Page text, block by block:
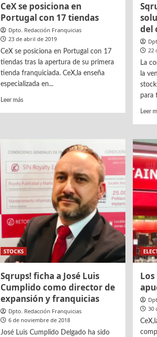
CeX se posiciona en
Portugal con 17 tiendas
Dpto. Redacción Franquicias
23 de abril de 2019
CeX se posiciona en Portugal con 17
tiendas tras la apertura de su primera
tienda franquiciada. CeX,la enseña
especializada en...
Leer másLeer
en
Portugal
con
17
tiendas
del
22
La
la
para
Leer
STOCKS
Sqrups! ficha a José Luis
Cumplido como director de
expansión y franquicias
Dpto. Redacción Franquicias
6 de noviembre de 2018
José Luis Cumplido Delgado ha sido
30